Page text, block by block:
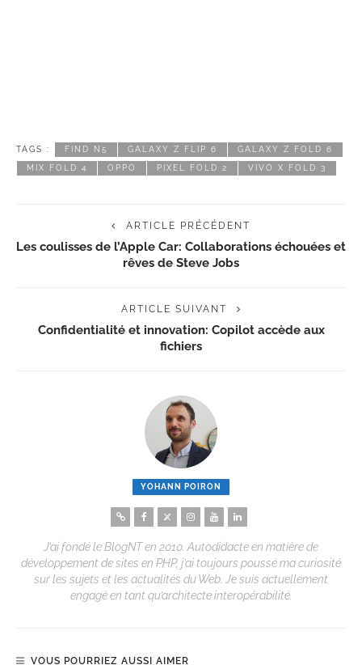
TAGS : FIND N5 GALAXY Z FLIP 6 GALAXY Z FOLD 6
MIX FOLD 4 OPPO PIXEL FOLD 2 VIVO X FOLD 3
ARTICLE PRÉCÉDENT
Les coulisses de l’Apple Car: Collaborations échouées et
rêves de Steve Jobs
ARTICLE SUIVANT
Confidentialité et innovation: Copilot accède aux
fichiers
YOHANN POIRON
J’ai fondé le BlogNT en 2010. Autodidacte en matière de
développement de sites en PHP, j’ai toujours poussé ma curiosité
sur les sujets et les actualités du Web. Je suis actuellement
engagé en tant qu’architecte interopérabilité.
VOUS POURRIEZ AUSSI AIMER